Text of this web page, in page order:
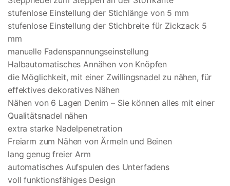
stufenlose Einstellung der Stichlänge von 5 mm
stufenlose Einstellung der Stichbreite für Zickzack 5
mm
manuelle Fadenspannungseinstellung
Halbautomatisches Annähen von Knöpfen
die Möglichkeit, mit einer Zwillingsnadel zu nähen, für
effektives dekoratives Nähen
Nähen von 6 Lagen Denim – Sie können alles mit einer
Qualitätsnadel nähen
extra starke Nadelpenetration
Freiarm zum Nähen von Ärmeln und Beinen
lang genug freier Arm
automatisches Aufspulen des Unterfadens
voll funktionsfähiges Design